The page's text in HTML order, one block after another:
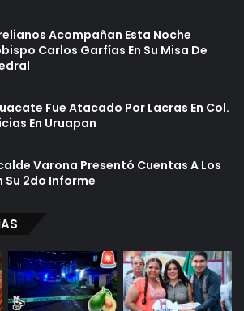
Acompañan Esta Noche
Carlos Garfías En Su Misa De
Fue Atacado Por Lacras En Col.
En Uruapan
Varona Presentó Cuentas A Los
Su 2do Informe